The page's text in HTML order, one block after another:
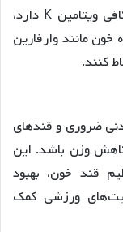
: انجیر خشک مقدار کافی ویتامین K دارد،
خون مانند وارفارین
کنند.
ضروری و قندهای
وزن باشد. این
قند خون، بهبود
ورزشی کمک